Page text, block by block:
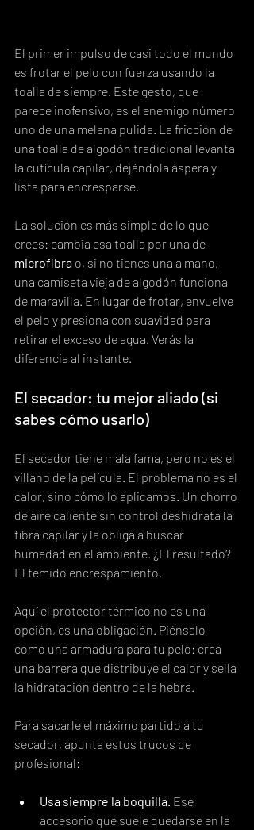
El primer impulso de casi todo el mundo
es frotar el pelo con fuerza usando la
toalla de siempre. Este gesto, que
parece inofensivo, es el enemigo número
uno de una melena pulida. La fricción de
una toalla de algodón tradicional levanta
la cutícula capilar, dejándola áspera y
lista para encresparse.
La solución es más simple de lo que
crees: cambia esa toalla por una de
microfibra o, si no tienes una a mano,
una camiseta vieja de algodón funciona
de maravilla. En lugar de frotar, envuelve
el pelo y presiona con suavidad para
retirar el exceso de agua. Verás la
diferencia al instante.
El secador: tu mejor aliado (si
sabes cómo usarlo)
El secador tiene mala fama, pero no es el
villano de la película. El problema no es el
calor, sino cómo lo aplicamos. Un chorro
de aire caliente sin control deshidrata la
fibra capilar y la obliga a buscar
humedad en el ambiente. ¿El resultado?
El temido encrespamiento.
Aquí el protector térmico no es una
opción, es una obligación. Piénsalo
como una armadura para tu pelo: crea
una barrera que distribuye el calor y sella
la hidratación dentro de la hebra.
Para sacarle el máximo partido a tu
secador, apunta estos trucos de
profesional:
Usa siempre la boquilla. Ese
accesorio que suele quedarse en la